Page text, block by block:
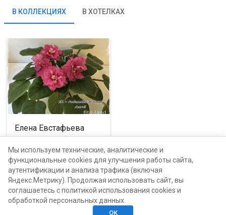
В КОЛЛЕКЦИЯХ В ХОТЕЛКАХ
Елена Евстафьева
Ярославская область,
Рыбинск
каталог от 100 руб.
Мы используем технические, аналитические и
функциональные cookies для улучшения работы сайта,
аутентификации и анализа трафика (включая
Яндекс.Метрику). Продолжая использовать сайт, вы
соглашаетесь с политикой использования cookies и
обработкой персональных данных.
ОК